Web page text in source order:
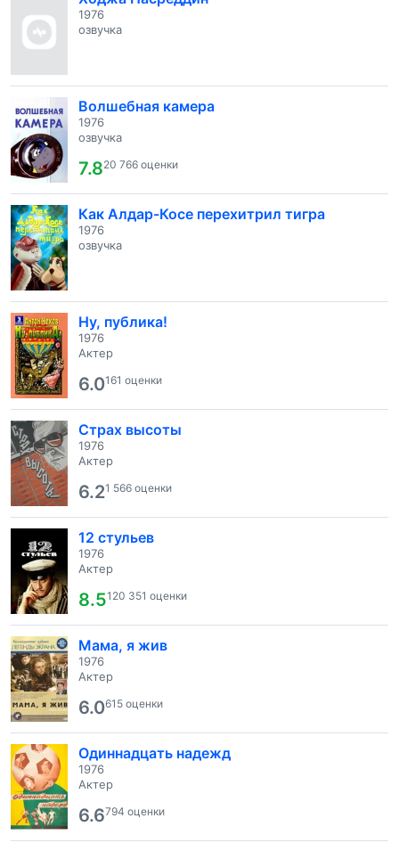
1976
озвучка
Волшебная камера
1976
озвучка
7.820 766 оценки
Как Алдар-Косе перехитрил тигра
1976
озвучка
Ну, публика!
1976
Актер
6.0161 оценки
Страх высоты
1976
Актер
6.21 566 оценки
12 стульев
1976
Актер
8.5120 351 оценки
Мама, я жив
1976
Актер
6.0615 оценки
Одиннадцать надежд
1976
Актер
6.6794 оценки